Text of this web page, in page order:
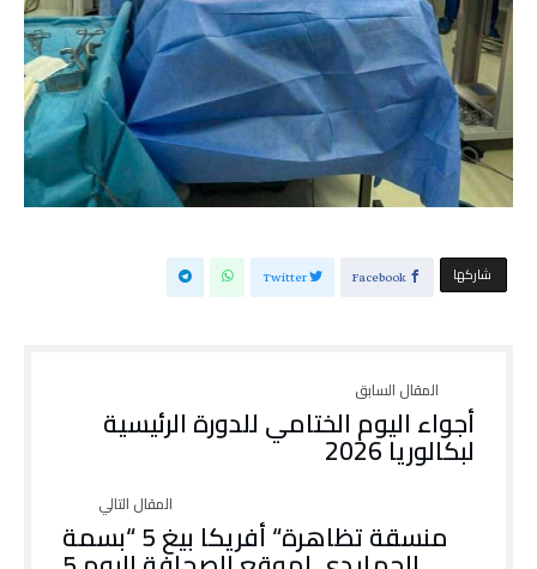
‫‫ شاركها‬ Facebook
Twitter
أجواء اليوم الختامي للدورة الرئيسية
لبكالوريا 2026
منسقة تظاهرة“ أفريكا بيغ 5 “بسمة